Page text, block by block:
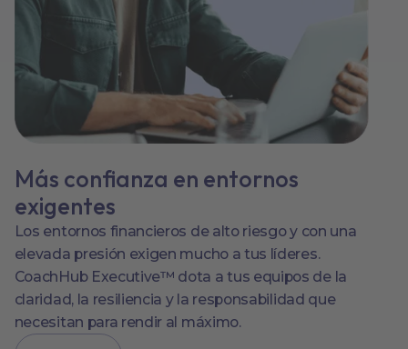
Más confianza en entornos
exigentes
Los entornos financieros de alto riesgo y con una
elevada presión exigen mucho a tus líderes.
CoachHub Executive™ dota a tus equipos de la
claridad, la resiliencia y la responsabilidad que
necesitan para rendir al máximo.